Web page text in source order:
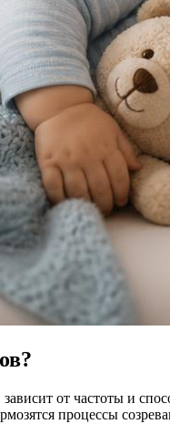
от частоты и
процессы